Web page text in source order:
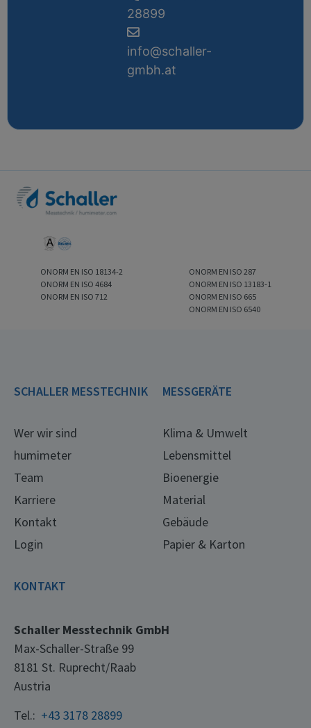
28899
info@schaller-
gmbh.at
ONORM EN ISO 18134-2
ONORM EN ISO 4684
ONORM EN ISO 712
ONORM EN ISO 287
ONORM EN ISO 13183-1
ONORM EN ISO 665
ONORM EN ISO 6540
SCHALLER MESSTECHNIK
Wer wir sind
humimeter
Team
Karriere
Kontakt
Login
MESSGERÄTE
Klima & Umwelt
Lebensmittel
Bioenergie
Material
Gebäude
Papier & Karton
KONTAKT
Schaller Messtechnik GmbH
Max-Schaller-Straße 99
8181 St. Ruprecht/Raab
Austria
Tel.: +43 3178 28899